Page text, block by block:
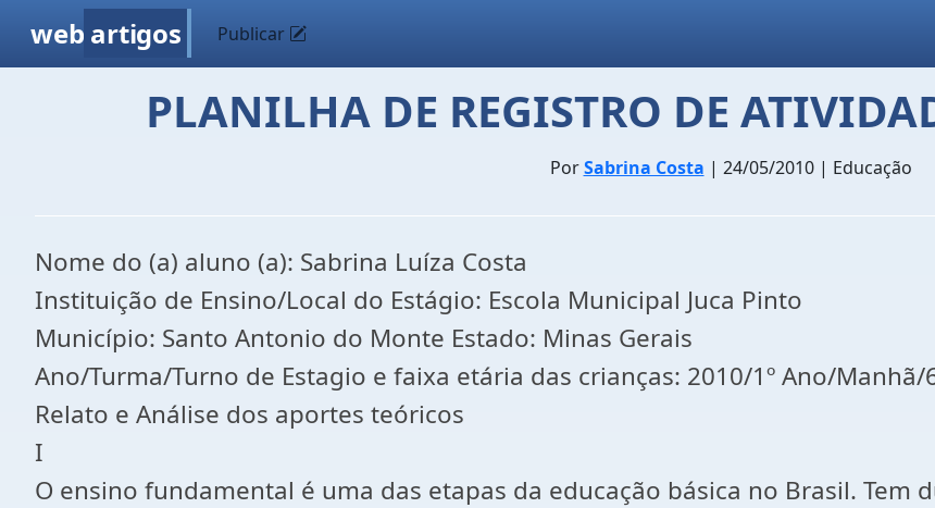
web artigos Publicar
PLANILHA DE REGISTRO DE
PorSabrina Costa | 24/05/2010 | Educação
Nome do (a) aluno (a): Sabrina Luíza Costa
Instituição de Ensino/Local do Estágio: Escola Municipal Juca Pinto
Município: Santo Antonio do Monte Estado: Minas Gerais
Ano/Turma/Turno de Estagio e faixa etária das crianças: 2010/1º Ano/Manhã/
Relato e Análise dos aportes teóricos
I
O ensino fundamental é uma das etapas da educação básica no Brasil. Tem